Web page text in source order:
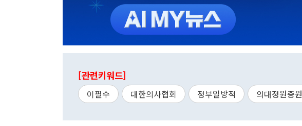
[관련키워드]
이필수 대한의사협회 정부일방적 의대정원증원